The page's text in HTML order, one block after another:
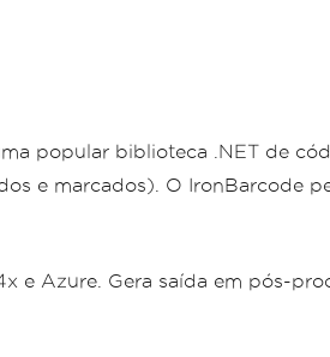
popular biblioteca .NET de
e marcados). O IronBarcode
e Azure. Gera saída em pós-